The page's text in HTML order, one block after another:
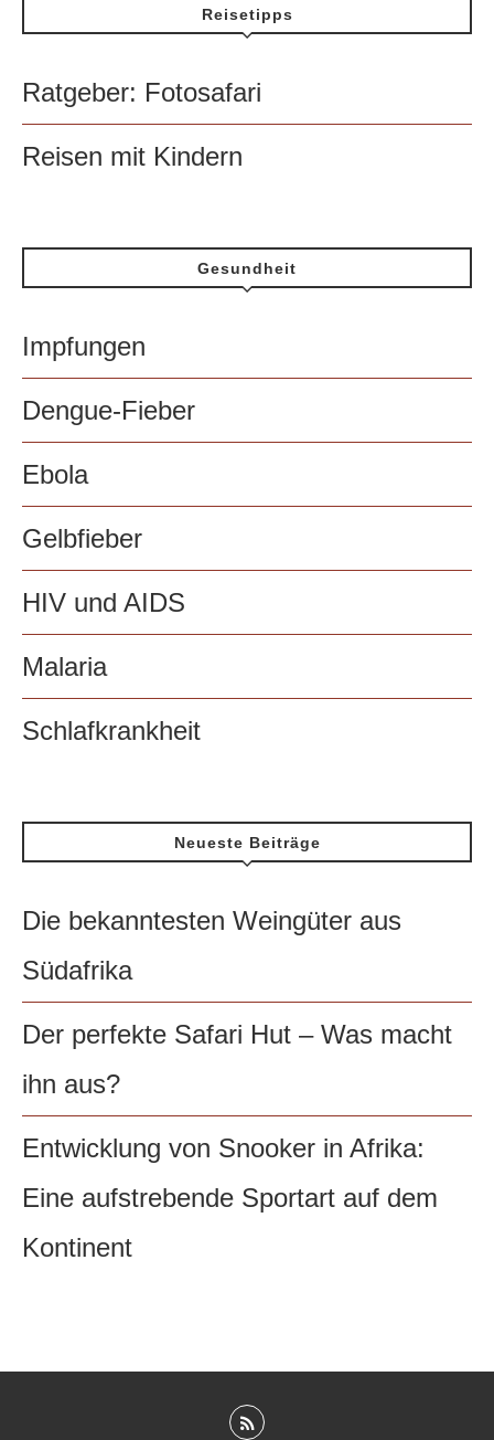
Reisetipps
Ratgeber: Fotosafari
Reisen mit Kindern
Gesundheit
Impfungen
Dengue-Fieber
Ebola
Gelbfieber
HIV und AIDS
Malaria
Schlafkrankheit
Neueste Beiträge
Die bekanntesten Weingüter aus
Südafrika
Der perfekte Safari Hut – Was macht
ihn aus?
Entwicklung von Snooker in Afrika:
Eine aufstrebende Sportart auf dem
Kontinent